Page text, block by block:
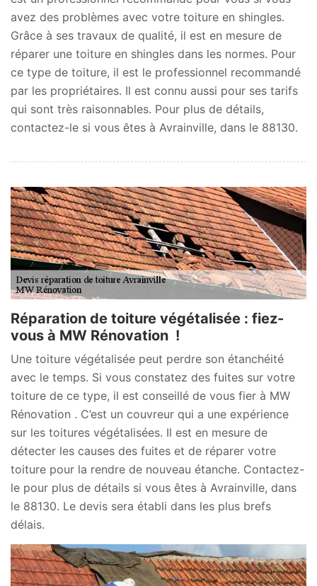
avez des problèmes avec votre toiture en shingles.
Grâce à ses travaux de qualité, il est en mesure de
réparer une toiture en shingles dans les normes. Pour
ce type de toiture, il est le professionnel recommandé
par les propriétaires. Il est connu aussi pour ses tarifs
qui sont très raisonnables. Pour plus de détails,
contactez-le si vous êtes à Avrainville, dans le 88130.
Réparation de toiture végétalisée : fiez-
vous à MW Rénovation !
Une toiture végétalisée peut perdre son étanchéité
avec le temps. Si vous constatez des fuites sur votre
toiture de ce type, il est conseillé de vous fier à MW
Rénovation . C’est un couvreur qui a une expérience
sur les toitures végétalisées. Il est en mesure de
détecter les causes des fuites et de réparer votre
toiture pour la rendre de nouveau étanche. Contactez-
le pour plus de détails si vous êtes à Avrainville, dans
le 88130. Le devis sera établi dans les plus brefs
délais.